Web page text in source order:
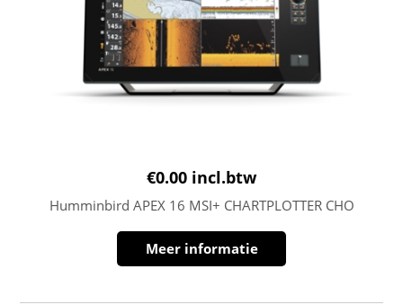
€0.00 incl.btw
Humminbird APEX 16 MSI+ CHARTPLOTTER CHO
Meer informatie